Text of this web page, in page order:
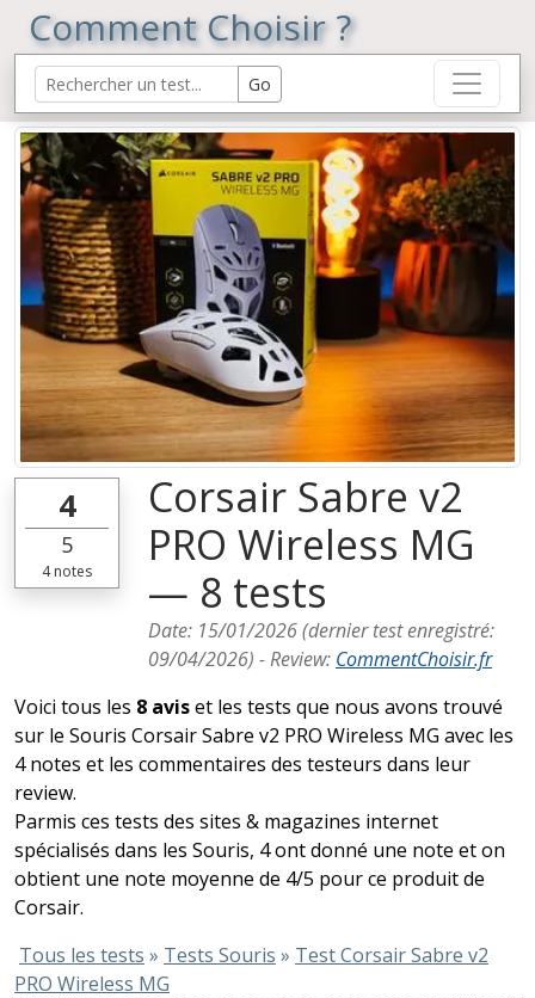
Comment Choisir ?
4
5
4notes
Corsair Sabre v2
PRO Wireless MG
— 8 tests
Date: 15/01/2026(dernier test enregistré:
09/04/2026) -Review: CommentChoisir.fr
Voici tous les 8 aviset les tests que nous avons trouvé
sur le Souris Corsair Sabre v2 PRO Wireless MG avec les
4 notes et les commentaires des testeurs dans leur
review.
Parmis ces tests des sites & magazines internet
spécialisés dans les Souris, 4 ont donné une note et on
obtient une note moyenne de 4/5 pour ce produit de
Corsair.
Tous les tests » Tests Souris » Test Corsair Sabre v2
PRO Wireless MG